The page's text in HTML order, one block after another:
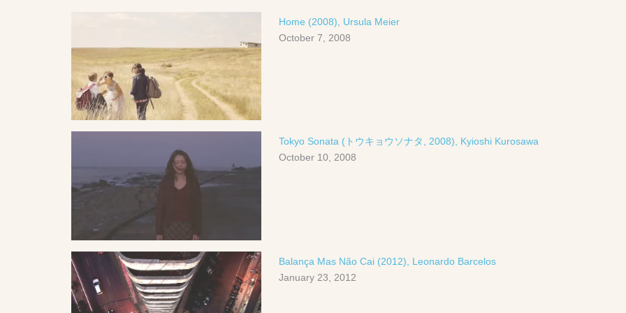
Home (2008), Ursula Meier
October 7, 2008
Tokyo Sonata (トウキョウソナタ, 2008), Kyioshi Kurosawa
October 10, 2008
Balança Mas Não Cai (2012), Leonardo Barcelos
January 23, 2012